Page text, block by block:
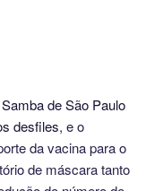
de São Paulo
desfiles, e o
da vacina para o
de máscara tanto